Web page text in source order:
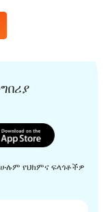
የህክምና ፍላጎቶችዎ